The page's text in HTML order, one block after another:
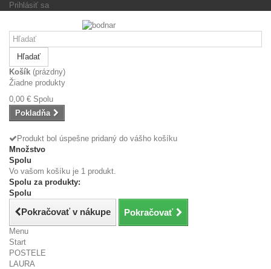
Prihlásiť sa
Hľadať
Košík (prázdny)
Žiadne produkty
0,00 € Spolu
Pokladňa
Produkt bol úspešne pridaný do vášho košíku
Množstvo
Spolu
Vo vašom košíku je 1 produkt.
Spolu za produkty:
Spolu
Pokračovať v nákupe Pokračovať
Menu
Start
POSTELE
LAURA